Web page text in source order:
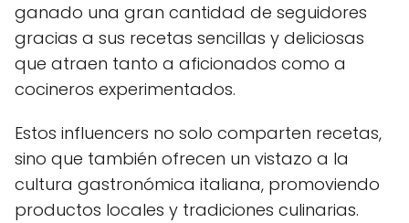
ganado una gran cantidad de seguidores
gracias a sus recetas sencillas y deliciosas
que atraen tanto a aficionados como a
cocineros experimentados.
Estos influencers no solo comparten recetas,
sino que también ofrecen un vistazo a la
cultura gastronómica italiana, promoviendo
productos locales y tradiciones culinarias.